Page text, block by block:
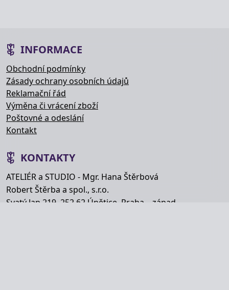
INFORMACE
Obchodní podmínky
Zásady ochrany osobních údajů
Reklamační řád
Výměna či vrácení zboží
Poštovné a odeslání
Kontakt
KONTAKTY
ATELIÉR a STUDIO - Mgr. Hana Štěrbová
Robert Štěrba a spol., s.r.o.
Svatý Jan 219, 252 62 Únětice, Praha – západ